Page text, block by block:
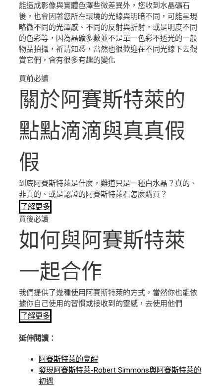
能造成影像與實體色澤些微差異外，您收到水晶礦石
後，也會因著您所在環境的光線與明暗不同，可能呈現
略微不同的光澤感、不同的反射與折射，或是明度不同
的色彩等，因為晶礦多數並不是單一色彩不透光的一般
物品拍攝，祈請知悉，當然也很歡迎在不同光線下去觀
賞它們，會有很多有趣的變化
買前必讀
關於阿賽斯特萊的
點點滴滴與真真假
假
到底阿賽斯特萊是什麼，難道只是一種白水晶？真的、
非真的、或是認證的阿賽斯特萊石怎麼購買？
了解更多
買後必讀
如何與阿賽斯特萊
一起合作
我們提供了幾種使用阿賽斯特萊的方式，當然你也能依
據你自己使用的習慣或接收到的靈感，去使用他們
了解更多
延伸閱讀：
阿賽斯特萊的覺醒
發現阿賽斯特萊-Robert Simmons與阿賽斯特萊的
初遇